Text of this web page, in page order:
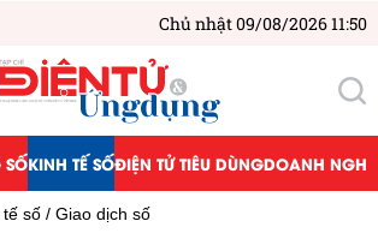
Chủ nhật 09/08/2026 11:50
KINH TẾ SỐĐIỆN TỬ TIÊU DÙNGDOANH
tế số Giao dịch số